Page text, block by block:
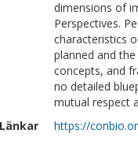
dimensions of
Perspectives.
characteristics
planned and
concepts, and
no detailed
mutual respect
Länkar
https://